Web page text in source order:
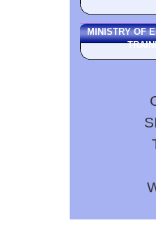
MINISTRY OF